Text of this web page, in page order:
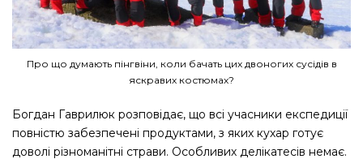
Про що думають пінгвіни, коли бачать цих двоногих сусідів в
яскравих костюмах?
Богдан Гаврилюк розповідає, що всі учасники експедиції
повністю забезпечені продуктами, з яких кухар готує
доволі різноманітні страви. Особливих делікатесів немає.